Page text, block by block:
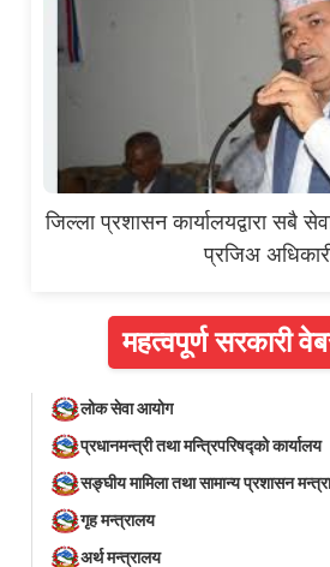
जिल्ला प्रशासन कार्यालयद्वारा सबै
प्रजिअ
महत्वपूर्ण सरकारी
लोक सेवा आयोग
प्रधानमन्त्री तथा मन्त्रिपरिषद्को कार्यालय
सङ्घीय मामिला तथा सामान्य प्रशासन
गृह मन्त्रालय
अर्थ मन्त्रालय